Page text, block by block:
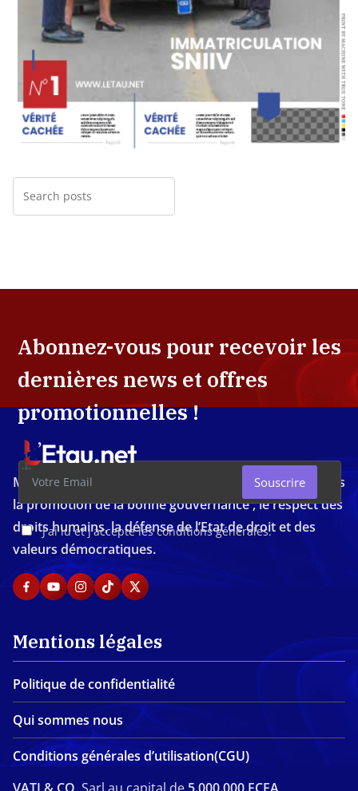
Abonnez-vous pour recevoir les
dernières news et offres
promotionnelles !
J'ai lu et j'accepte les conditions générales.
Souscrire
Média d'investigation ivoirien résolument engagé dans
la promotion de la bonne gouvernance , le respect des
droits humains, la défense de l’Etat de droit et des
valeurs démocratiques.
Mentions légales
Politique de confidentialité
Qui sommes nous
Conditions générales d’utilisation(CGU)